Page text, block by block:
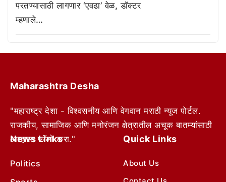
परतण्यासाठी लागणार ‘एवढा’ वेळ, डॉक्टर
म्हणाले…
Maharashtra Desha
"महाराष्ट्र देशा - विश्वसनीय आणि वेगवान मराठी न्यूज पोर्टल.
राजकीय, सामाजिक आणि मनोरंजन क्षेत्रातील अचूक बातम्यांसाठी
आम्हाला फॉलो करा."
News Links
Politics
Quick Links
About Us